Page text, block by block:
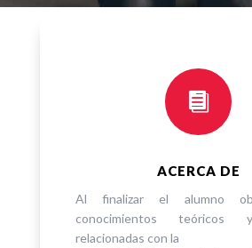

ACERCA DE
Al finalizar el alumno
conocimientos teóricos
relacionadas con la